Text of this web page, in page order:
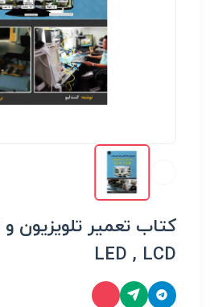
کتاب تعمیر تلویزیون
LED , LCD